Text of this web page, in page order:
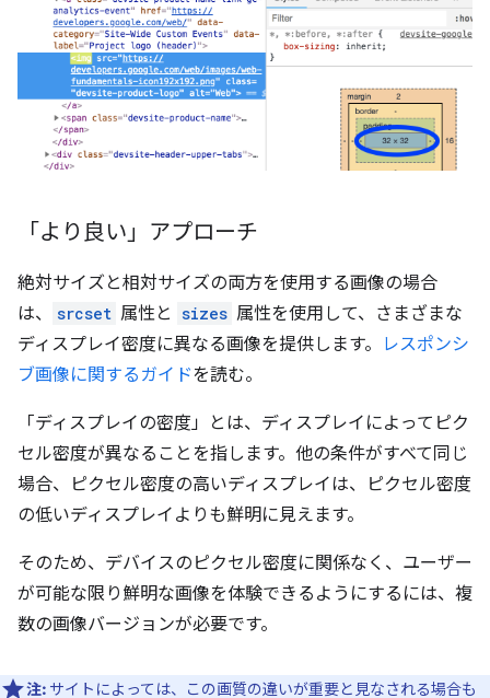
「より良い」アプローチ
絶対サイズと相対サイズの両方を使用する画像の場合
は、
srcset 属性と sizes 属性を使用して、さまざまな
ディスプレイ密度に異なる画像を提供します。
レスポンシ
ブ画像に関するガイドを読む。
「ディスプレイの密度」とは、ディスプレイによってピク
セル密度が異なることを指します。他の条件がすべて同じ
場合、ピクセル密度の高いディスプレイは、ピクセル密度
の低いディスプレイよりも鮮明に見えます。
そのため、デバイスのピクセル密度に関係なく、ユーザー
が可能な限り鮮明な画像を体験できるようにするには、複
数の画像バージョンが必要です。
注: サイトによっては、この画質の違いが重要と見なされる場合も